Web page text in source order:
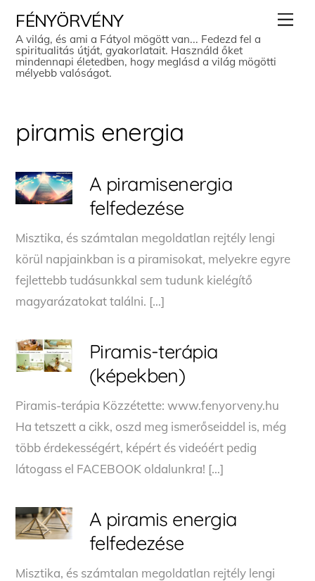
content
FÉNYÖRVÉNY
A világ, és ami a Fátyol mögött van... Fedezd fel a
spiritualitás útját, gyakorlatait. Használd őket
mindennapi életedben, hogy meglásd a világ mögötti
mélyebb valóságot.
piramis energia
A piramisenergia
felfedezése
Misztika, és számtalan megoldatlan rejtély lengi
körül napjainkban is a piramisokat, melyekre egyre
fejlettebb tudásunkkal sem tudunk kielégítő
magyarázatokat találni. […]
Piramis-terápia
(képekben)
Piramis-terápia Közzétette: www.fenyorveny.hu
Ha tetszett a cikk, oszd meg ismerőseiddel is, még
több érdekességért, képért és videóért pedig
látogass el FACEBOOK oldalunkra! […]
A piramis energia
felfedezése
Misztika, és számtalan megoldatlan rejtély lengi